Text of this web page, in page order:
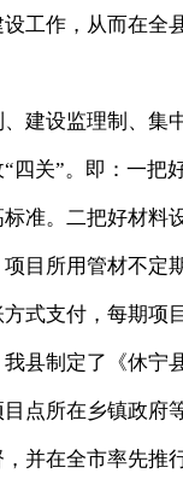
工作，从而在
设监理制、集
四关”。即：一
准。二把好材
目所用管材不
式支付，每期
县制定了《休
点所在乡镇政
并在全市率先